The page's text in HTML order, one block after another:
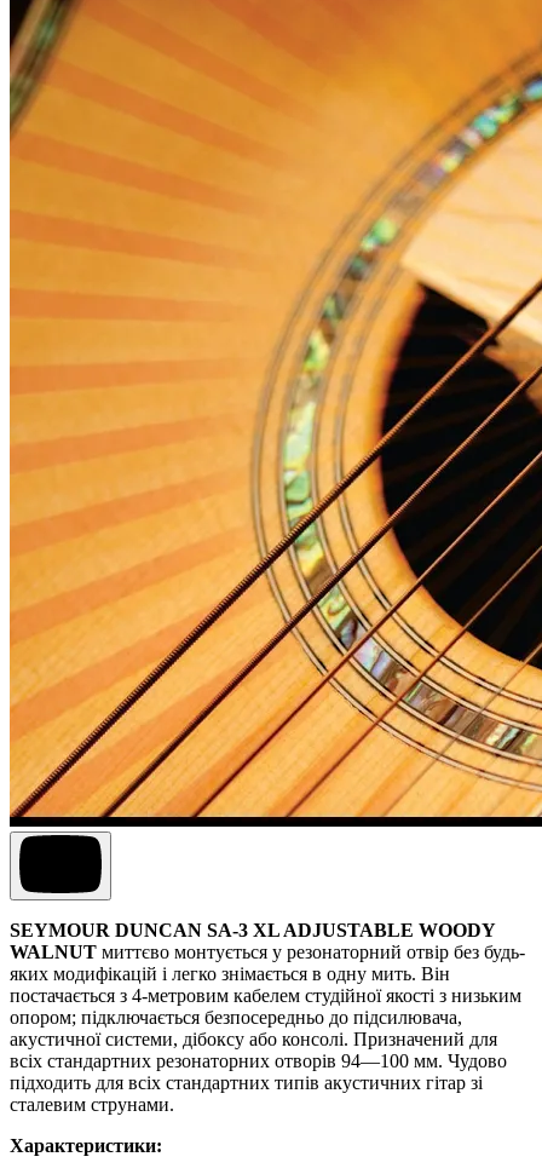
SEYMOUR DUNCAN SA-3 XL ADJUSTABLE WOODY
WALNUT миттєво монтується у резонаторний отвір без будь-
яких модифікацій і легко знімається в одну мить. Він
постачається з 4-метровим кабелем студійної якості з низьким
опором; підключається безпосередньо до підсилювача,
акустичної системи, дібоксу або консолі. Призначений для
всіх стандартних резонаторних отворів 94—100 мм. Чудово
підходить для всіх стандартних типів акустичних гітар зі
сталевим струнами.
Характеристики: